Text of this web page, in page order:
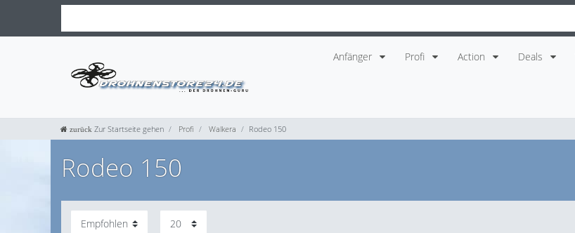
Anfänger Profi Action Deals
Zur Startseite gehen Profi Walkera Rodeo 150
Rodeo 150